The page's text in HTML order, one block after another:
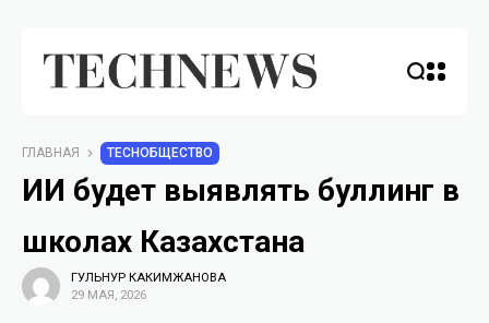
ГЛАВНАЯ TECHОБЩЕСТВО
ИИ будет выявлять буллинг в
школах Казахстана
ГУЛЬНУР КАКИМЖАНОВА
29 МАЯ, 2026